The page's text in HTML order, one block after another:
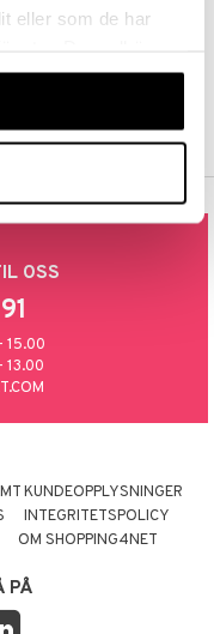
eller som de har
av vår webbplats.
OSS
15.00
13.00
KUNDEOPPLYSNINGER
INTEGRITETSPOLICY
OM SHOPPING4NET
PÅ